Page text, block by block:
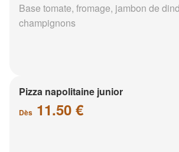
Base tomate, fromage, jambon de
champignons
Pizza napolitaine junior
Dès 11.50 €